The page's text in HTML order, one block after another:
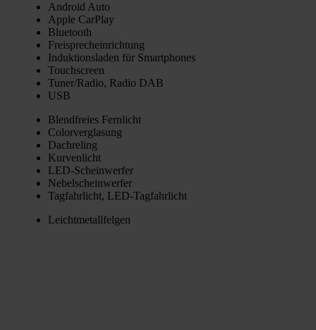
Android Auto
Apple Car­Play
Blue­tooth
Frei­sprech­ein­rich­tung
Induk­ti­ons­la­den für Smart­phones
Touch­screen
Tuner/Radio, Radio DAB
USB
Blend­frei­es Fern­licht
Color­ver­gla­sung
Dach­re­ling
Kur­ven­licht
LED-Schein­wer­fer
Nebel­schein­wer­fer
Tag­fahr­licht, LED-Tag­fahr­licht
Leicht­me­tall­fel­gen